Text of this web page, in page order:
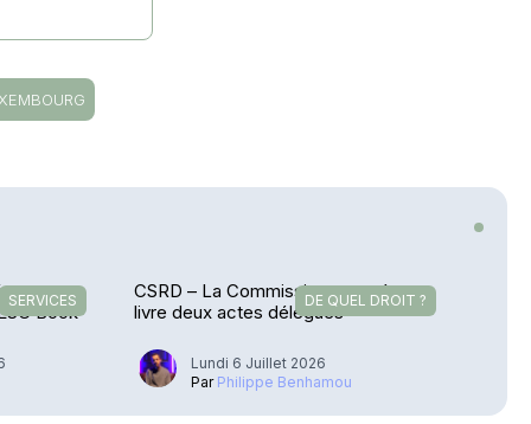
SERVICES
groupe
Book
DE QUEL DROIT ?
CSRD – La Commission européenne
livre deux actes délégués
Lundi 6 Juillet 2026
Par Philippe Benhamou